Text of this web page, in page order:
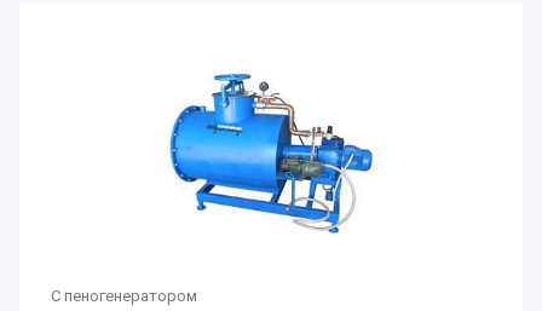
С пеногенератором